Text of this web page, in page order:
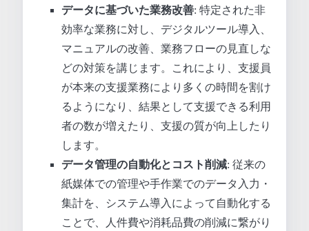
データに基づいた業務改善: 特定された非
効率な業務に対し、デジタルツール導入、
マニュアルの改善、業務フローの見直しな
どの対策を講じます。これにより、支援員
が本来の支援業務により多くの時間を割け
るようになり、結果として支援できる利用
者の数が増えたり、支援の質が向上したり
します。
データ管理の自動化とコスト削減: 従来の
紙媒体での管理や手作業でのデータ入力・
集計を、システム導入によって自動化する
ことで、人件費や消耗品費の削減に繋がり